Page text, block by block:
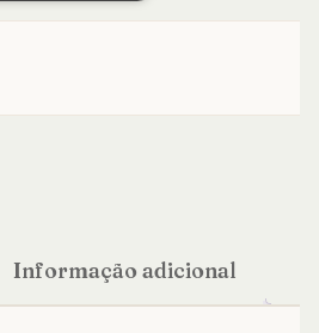
Informação adicional